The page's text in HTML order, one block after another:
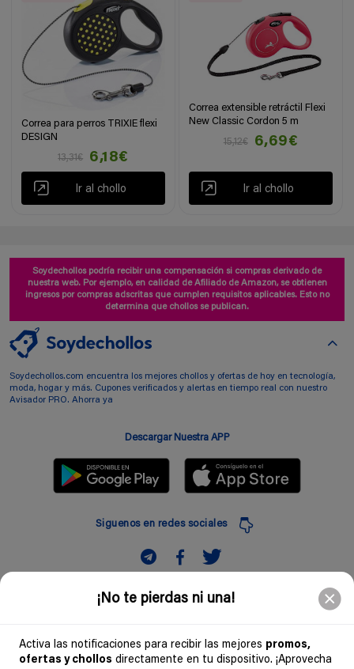
¡No te pierdas ni una!
Activa las notificaciones para recibir las mejores promos,
ofertas y chollos directamente en tu dispositivo. ¡Aprovecha
Correa para perros TRIXIE flexi
DESIGN
13,31€
6,18€
Ir al chollo
Correa extensible retráctil Flexi
New Classic Cordon 5 m
15,12€
6,69€
Ir al chollo
Soydechollos podría recibir una compensación si compras derivado de
nuestra web. Por ejemplo, en calidad de Afiliado de Amazon, se obtienen
ingresos por compras adscritas que cumplen requisitos aplicables. Esto no
determina que chollos se publican.
Soydechollos.com encuentra los mejores chollos y ofertas de hoy en tecnología,
moda, hogar y más. Cupones verificados y alertas en tiempo real con nuestro
Avisador PRO. Ahorra ya
Descargar Nuestra APP
Siguenos en redes sociales
Suscribir